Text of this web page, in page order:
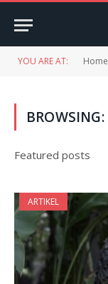
YOU ARE AT: Home
BROWSING:
Featured posts
ARTIKEL